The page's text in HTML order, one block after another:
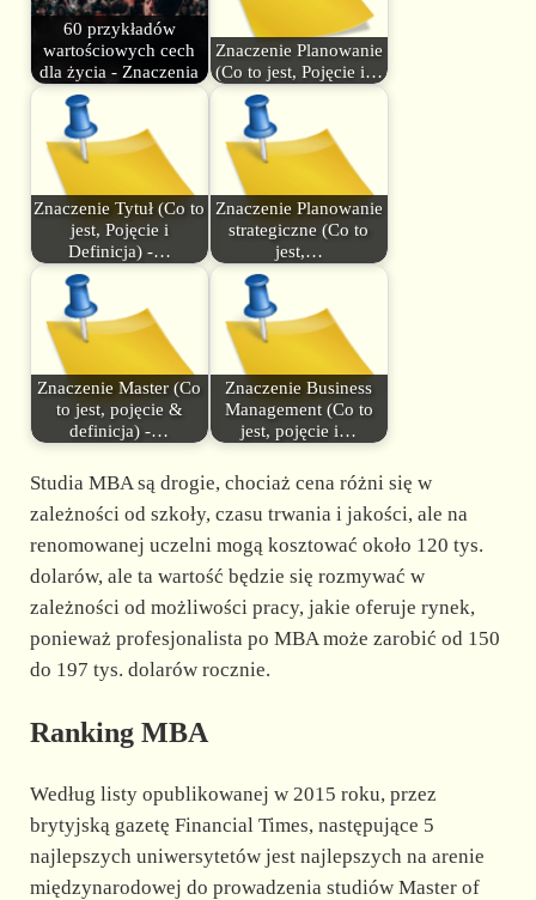
60 przykładów
wartościowych cech
dla życia - Znaczenia
Znaczenie Planowanie
(Co to jest, Pojęcie i…
Znaczenie Tytuł (Co to
jest, Pojęcie i
Definicja) -…
Znaczenie Planowanie
strategiczne (Co to
jest,…
Znaczenie Master (Co
to jest, pojęcie &
definicja) -…
Znaczenie Business
Management (Co to
jest, pojęcie i…
Studia MBA są drogie, chociaż cena różni się w
zależności od szkoły, czasu trwania i jakości, ale na
renomowanej uczelni mogą kosztować około 120 tys.
dolarów, ale ta wartość będzie się rozmywać w
zależności od możliwości pracy, jakie oferuje rynek,
ponieważ profesjonalista po MBA może zarobić od 150
do 197 tys. dolarów rocznie.
Ranking MBA
Według listy opublikowanej w 2015 roku, przez
brytyjską gazetę Financial Times, następujące 5
najlepszych uniwersytetów jest najlepszych na arenie
międzynarodowej do prowadzenia studiów Master of